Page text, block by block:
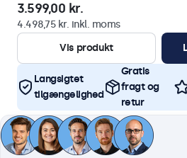
3.599,00 kr.
4.498,75 kr. inkl. moms
Vis produkt
Langsigtet
tilgængelighed
Gratis
fragt og
retur